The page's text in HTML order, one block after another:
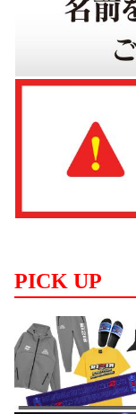
PICK UP